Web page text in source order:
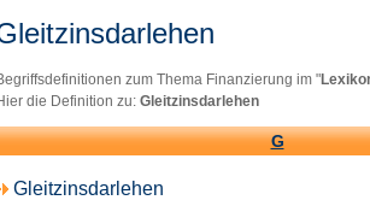
zum Thema Finanzierung im "
die Definition zu: Gleitzinsdarlehen
G
Gleitzinsdarlehen